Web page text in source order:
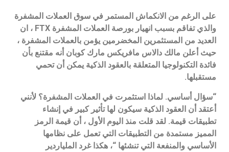
على الرغم من الانكماش المستمر في سوق العملات المشفرة
والذي تفاقم بسبب انهيار بورصة العملات المشفرة FTX ، ان
العديد من المستثمرين المخضرمين يؤمن بالعملات المشفرة ،
حيث أعلن مالك دالاس مافريكس مارك كوبان أنه مقتنع بأن
فائدة التكنولوجيا المتعلقة بالعقود الذكية يمكن أن تحمي
مستقبلها.
“سؤال أساسي. لماذا استثمرت في العملات المشفرة؟ لأنني
أعتقد أن العقود الذكية سيكون لها تأثير كبير في إنشاء
تطبيقات قيمة. لقد قلت منذ اليوم الأول ، أن قيمة الرمز
المميز مستمدة من التطبيقات التي تعمل على نظامها
الأساسي والمنفعة التي تنشئها “، هكذا غرد الملياردير